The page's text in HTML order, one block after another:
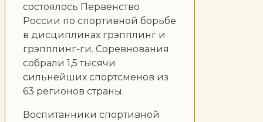
состоялось Первенство
России по спортивной борьбе
в дисциплинах грэпплинг и
грэпплинг-ги. Соревнования
собрали 1,5 тысячи
сильнейших спортсменов из
63 регионов страны.
Воспитанники спортивной